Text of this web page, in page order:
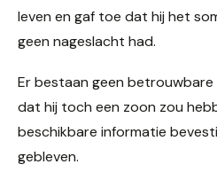
leven en gaf toe dat hij het
geen nageslacht had.
Er bestaan geen
dat hij toch een zoon zou
beschikbare informatie
gebleven.